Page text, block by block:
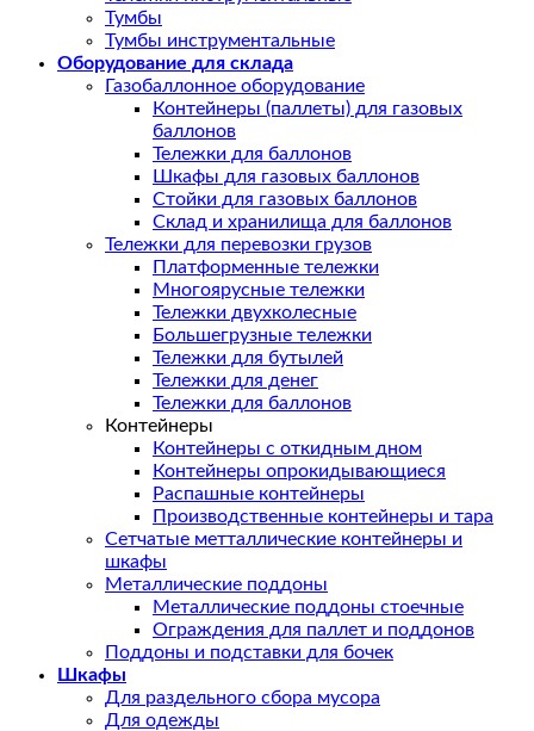
Тумбы
Тумбы инструментальные
Оборудование для склада
Газобаллонное оборудование
Контейнеры (паллеты) для газовых
баллонов
Тележки для баллонов
Шкафы для газовых баллонов
Стойки для газовых баллонов
Склад и хранилища для баллонов
Тележки для перевозки грузов
Платформенные тележки
Многоярусные тележки
Тележки двухколесные
Большегрузные тележки
Тележки для бутылей
Тележки для денег
Тележки для баллонов
Контейнеры
Контейнеры с откидным дном
Контейнеры опрокидывающиеся
Распашные контейнеры
Производственные контейнеры и тара
Сетчатые метталлические контейнеры и
шкафы
Металлические поддоны
Металлические поддоны стоечные
Ограждения для паллет и поддонов
Поддоны и подставки для бочек
Шкафы
Для раздельного сбора мусора
Для одежды